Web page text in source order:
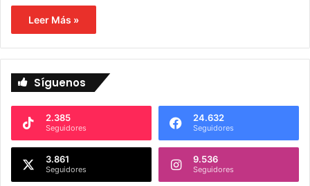
Leer Más »
Síguenos
2.385
Seguidores
24.632
Seguidores
3.861
Seguidores
9.536
Seguidores